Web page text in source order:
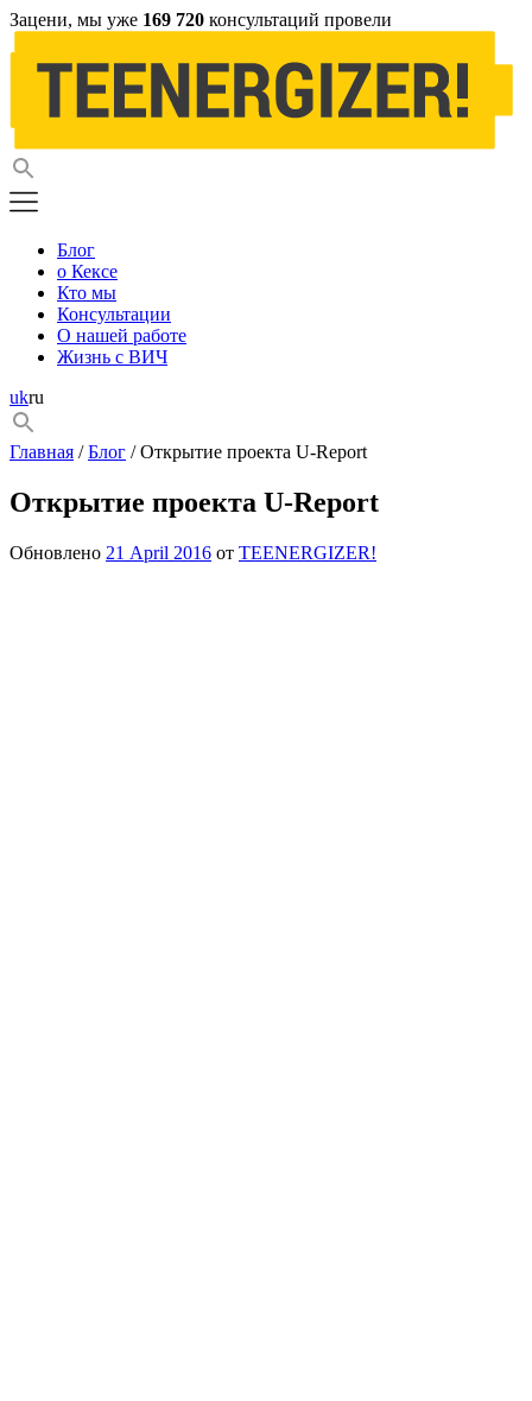
Зацени, мы уже 169 720 консультаций провели
Блог
о Кексе
Кто мы
Консультации
О нашей работе
Жизнь с ВИЧ
ukru
Главная /Блог / Открытие проекта U-Report
Открытие проекта U-Report
Обновлено 21 April 2016 от TEENERGIZER!